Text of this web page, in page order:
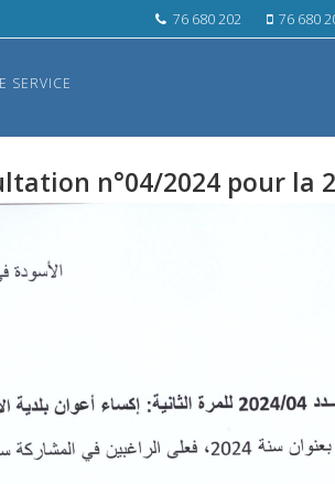
76 680 202 76 680
SERVICE
n°04/2024 pour la